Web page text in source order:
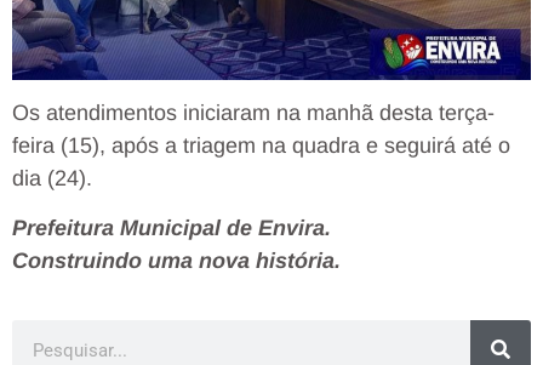
Os atendimentos iniciaram na manhã desta terça-
feira (15), após a triagem na quadra e seguirá até o
dia (24).
Prefeitura Municipal de Envira.
Construindo uma nova história.